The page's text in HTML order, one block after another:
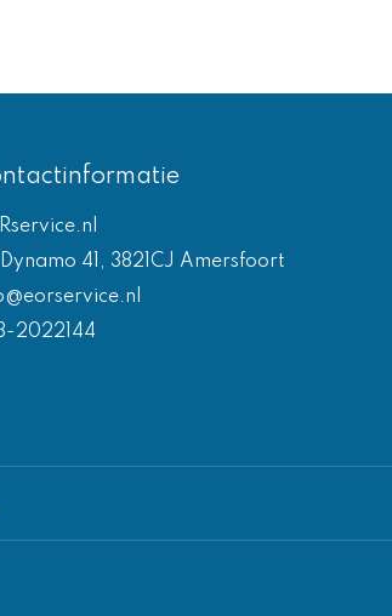
41, 3821CJ Amersfoort
2022144